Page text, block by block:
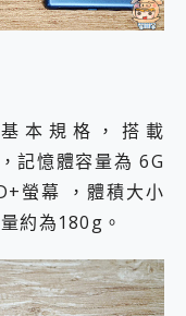
本規格，搭載
記憶體容量為 6G
螢幕 ，體積大小
約為180g。